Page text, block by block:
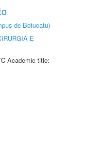
de Botucatu)
E
Academic title: